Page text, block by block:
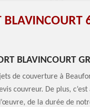
BLAVINCOURT
BLAVINCOURT
de couverture à
couvreur. De plus,
de la durée de